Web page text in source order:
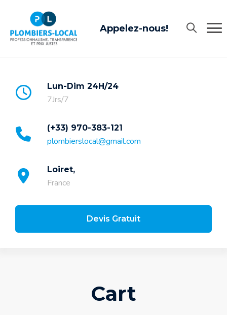
content
Appelez-nous!
Lun-Dim 24H/24
7Jrs/7
(+33) 970-383-121
plombierslocal@gmail.com
Loiret,
France
Devis Gratuit
Cart